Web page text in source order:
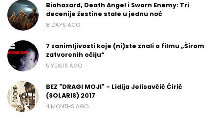
Biohazard, Death Angel i Sworn Enemy: Tri
decenije žestine stale u jednu noć
8 DAYS AGO
7 zanimljivosti koje (ni)ste znali o filmu „Širom
zatvorenih očiju“
5 YEARS AGO
BEZ "DRAGI MOJI" - Lidija Jelisavčić Ćirić
(SOLARIS) 2017
4 MONTHS AGO